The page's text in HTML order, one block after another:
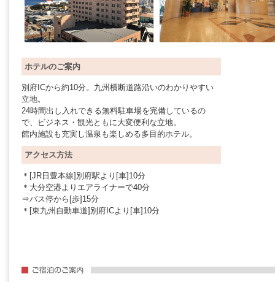
ホテルのご案内
別府ICから約10分。九州横断道路沿いのわかりやすい
立地。
24時間出し入れできる無料駐車場を完備しているの
で、ビジネス・観光ともに大変便利な立地。
館内施設も充実し温泉も楽しめる多目的ホテル。
アクセス方法
＊[JR日豊本線]別府駅より[車]10分
＊大分空港よりエアライナーで40分
⇒バス停から[歩]15分
＊[東九州自動車道]別府ICより[車]10分